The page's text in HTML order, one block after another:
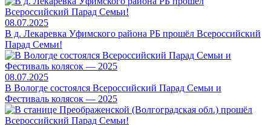
08.07.2025
В д. Лекаревка Уфимского района РБ прошёл Всероссийский
Парад Семьи!
08.07.2025
В Вологде состоялся Всероссийский Парад Семьи и
Фестиваль колясок — 2025